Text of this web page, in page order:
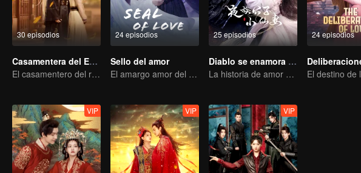
30 episodios
Casamentera del Emperador Demonio
El casamentero del reino de las hadas
24 episodios
Sello del amor
El amargo amor del Diablo Supremo por el Rey de Demonios
25 episodios
Diablo se enamora de Hada
La historia de amor entre un hada vivaz y un diablo de rostro frío
24 episodios
VIP VIP VIP